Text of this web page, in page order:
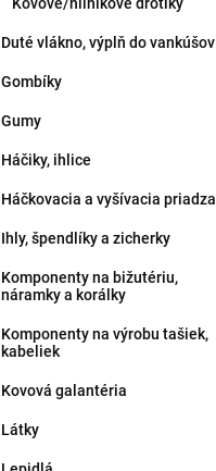
Duté vlákno, výplň do vankúšov
Gombíky
Gumy
Háčiky, ihlice
Háčkovacia a vyšívacia priadza
Ihly, špendlíky a zicherky
Komponenty na bižutériu,
náramky a korálky
Komponenty na výrobu tašiek,
kabeliek
Kovová galantéria
Látky